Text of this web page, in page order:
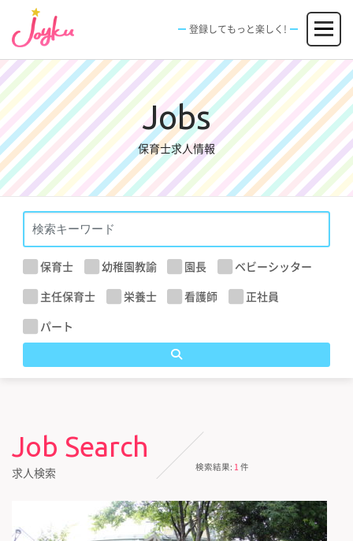
ン
ツ
へ
ス
キ
ッ
プ
メニュー
JOBS
求人情報
FACILITIES
施設
SPECIAL
エンタメ特典
EVENT
イベント
新規登録 ログイン
登録してもっと楽しく!
Jobs
保育士求人情報
保育士 幼稚園教諭 園長
ベビーシッター
主任保育士
栄養士 看護師
正社員
パート
Job Search
求人検索 検索結果: 1 件